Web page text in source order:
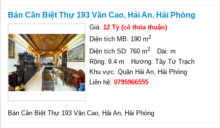
Bán Căn Biệt Thự 193 Văn Cao, Hải An, Hải Phòng
Giá:12 Tỷ (có thỏa thuận)
Diện tích MB: 190 m2
Diện tích SD: 760 m2
Dài: m
Rộng: 9.4 m
Hướng: Tây Tứ Trạch
Khu vực: Quận Hải An, Hải Phòng
Liên hệ:0795966555
Bán Căn Biệt Thự 193 Văn Cao, Hải An, Hải Phòng